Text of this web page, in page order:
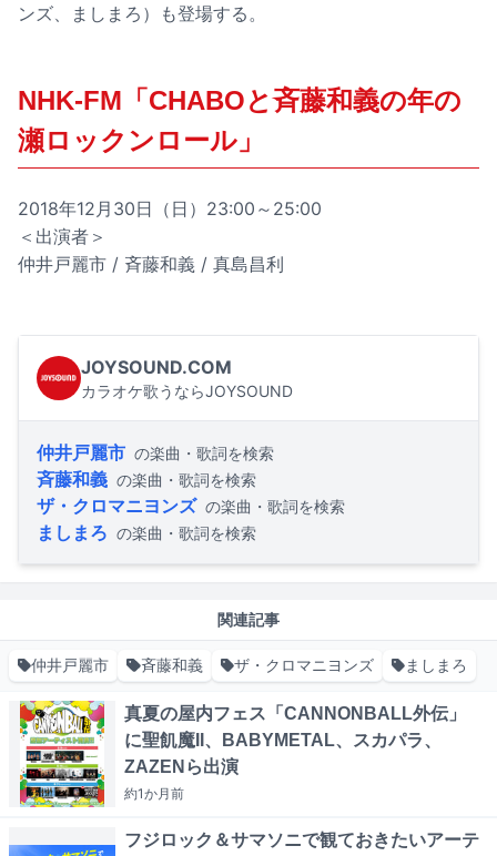
ンズ、ましまろ）も登場する。
NHK-FM「CHABOと斉藤和義の年の
瀬ロックンロール」
2018年12月30日（日）23:00～25:00
＜出演者＞
仲井戸麗市 / 斉藤和義 / 真島昌利
JOYSOUND.COM
カラオケ歌うならJOYSOUND
仲井戸麗市 の楽曲・歌詞を検索
斉藤和義 の楽曲・歌詞を検索
ザ・クロマニヨンズ の楽曲・歌詞を検索
ましまろ の楽曲・歌詞を検索
関連記事
仲井戸麗市 斉藤和義 ザ・クロマニヨンズ ましまろ
真夏の屋内フェス「CANNONBALL外伝」
に聖飢魔II、BABYMETAL、スカパラ、
ZAZENら出演
約1か月前
フジロック＆サマソニで観ておきたいアーテ